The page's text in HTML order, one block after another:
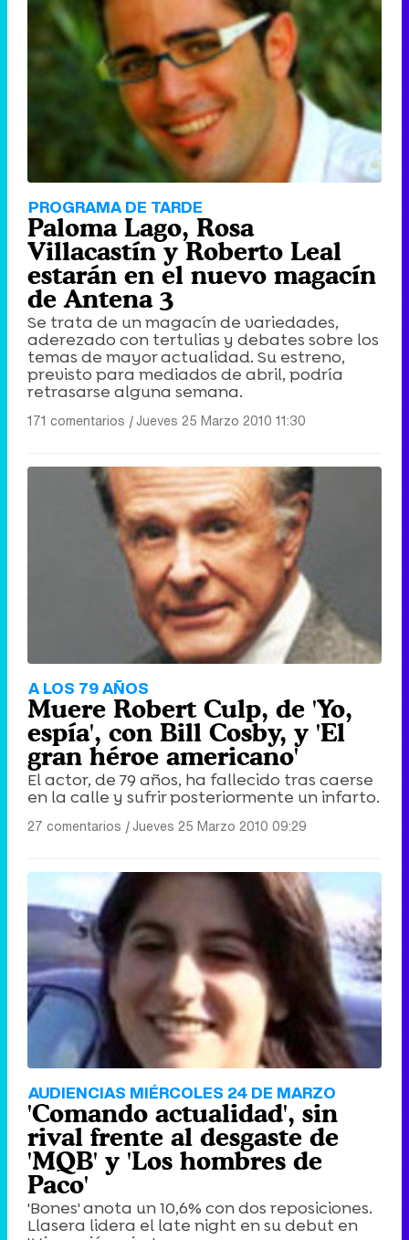
PROGRAMA DE TARDE
Paloma Lago, Rosa
Villacastín y Roberto Leal
estarán en el nuevo magacín
de Antena 3
Se trata de un magacín de variedades,
aderezado con tertulias y debates sobre los
temas de mayor actualidad. Su estreno,
previsto para mediados de abril, podría
retrasarse alguna semana.
171 comentarios |Jueves 25 Marzo 2010 11:30
A LOS 79 AÑOS
Muere Robert Culp, de 'Yo,
espía', con Bill Cosby, y 'El
gran héroe americano'
El actor, de 79 años, ha fallecido tras caerse
en la calle y sufrir posteriormente un infarto.
27 comentarios |Jueves 25 Marzo 2010 09:29
AUDIENCIAS MIÉRCOLES 24 DE MARZO
'Comando actualidad', sin
rival frente al desgaste de
'MQB' y 'Los hombres de
Paco'
'Bones' anota un 10,6% con dos reposiciones.
Llasera lidera el late night en su debut en